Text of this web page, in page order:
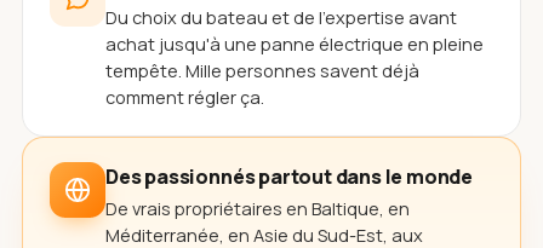
Du choix du bateau et de l'expertise avant
achat jusqu'à une panne électrique en pleine
tempête. Mille personnes savent déjà
comment régler ça.
Des passionnés partout dans le monde
De vrais propriétaires en Baltique, en
Méditerranée, en Asie du Sud-Est, aux